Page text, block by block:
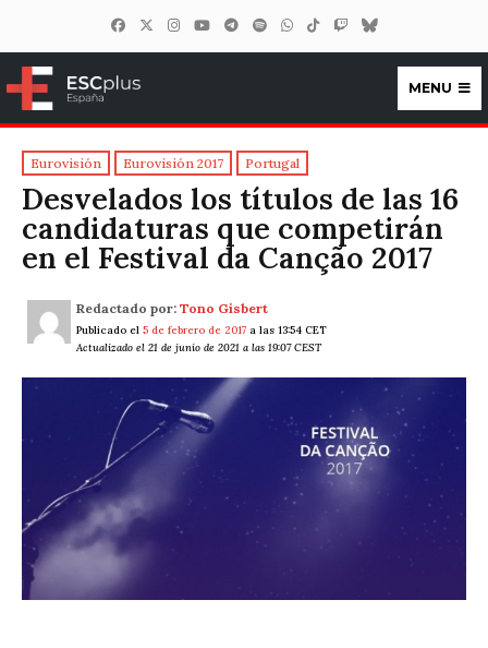
ESCplus España
MENU
Eurovisión Eurovisión 2017 Portugal
Desvelados los títulos de las 16
candidaturas que competirán
en el Festival da Canção 2017
Redactado por: Tono Gisbert
Publicado el 5 de febrero de 2017 a las 13:54 CET
Actualizado el 21 de junio de 2021 a las 19:07 CEST